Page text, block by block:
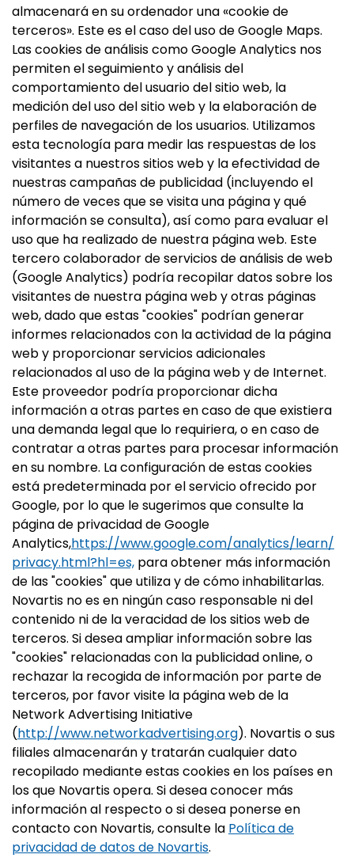
almacenará en su ordenador una «cookie de
terceros». Este es el caso del uso de Google Maps.
Las cookies de análisis como Google Analytics nos
permiten el seguimiento y análisis del
comportamiento del usuario del sitio web, la
medición del uso del sitio web y la elaboración de
perfiles de navegación de los usuarios. Utilizamos
esta tecnología para medir las respuestas de los
visitantes a nuestros sitios web y la efectividad de
nuestras campañas de publicidad (incluyendo el
número de veces que se visita una página y qué
información se consulta), así como para evaluar el
uso que ha realizado de nuestra página web. Este
tercero colaborador de servicios de análisis de web
(Google Analytics) podría recopilar datos sobre los
visitantes de nuestra página web y otras páginas
web, dado que estas "cookies" podrían generar
informes relacionados con la actividad de la página
web y proporcionar servicios adicionales
relacionados al uso de la página web y de Internet.
Este proveedor podría proporcionar dicha
información a otras partes en caso de que existiera
una demanda legal que lo requiriera, o en caso de
contratar a otras partes para procesar información
en su nombre. La configuración de estas cookies
está predeterminada por el servicio ofrecido por
Google, por lo que le sugerimos que consulte la
página de privacidad de Google
Analytics,https://www.google.com/analytics/learn/
privacy.html?hl=es, para obtener más información
de las "cookies" que utiliza y de cómo inhabilitarlas.
Novartis no es en ningún caso responsable ni del
contenido ni de la veracidad de los sitios web de
terceros. Si desea ampliar información sobre las
"cookies" relacionadas con la publicidad online, o
rechazar la recogida de información por parte de
terceros, por favor visite la página web de la
Network Advertising Initiative
(http://www.networkadvertising.org). Novartis o sus
filiales almacenarán y tratarán cualquier dato
recopilado mediante estas cookies en los países en
los que Novartis opera. Si desea conocer más
información al respecto o si desea ponerse en
contacto con Novartis, consulte la Política de
privacidad de datos de Novartis.